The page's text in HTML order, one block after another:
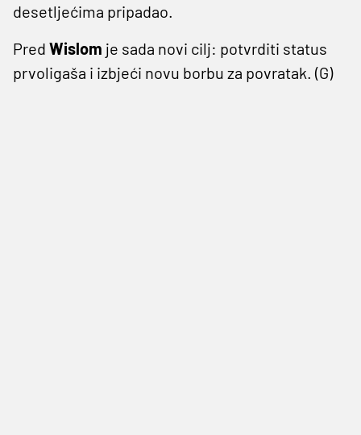
desetljećima pripadao.
Pred Wislom je sada novi cilj: potvrditi status
prvoligaša i izbjeći novu borbu za povratak. (G)